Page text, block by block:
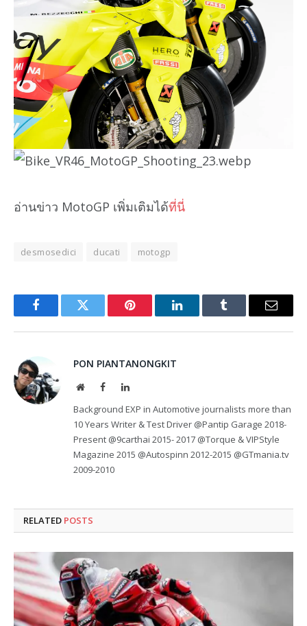
อ่านข่าว MotoGP เพิ่มเติมได้ที่นี่
desmosedici ducati motogp
FacebookTwitter Pinterest LinkedInTumblr Email
PON PIANTANONGKIT
WebsiteFacebookLinkedIn
Background EXP in Automotive journalists more than
10 Years Writer & Test Driver @Pantip Garage 2018-
Present @9carthai 2015- 2017 @Torque & VIPStyle
Magazine 2015 @Autospinn 2012-2015 @GTmania.tv
2009-2010
RELATED POSTS